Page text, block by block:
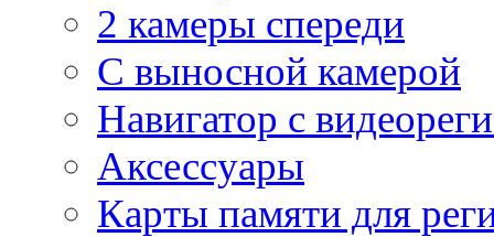
2 камеры спереди
С выносной камерой
Навигатор с
Аксессуары
Карты памяти для